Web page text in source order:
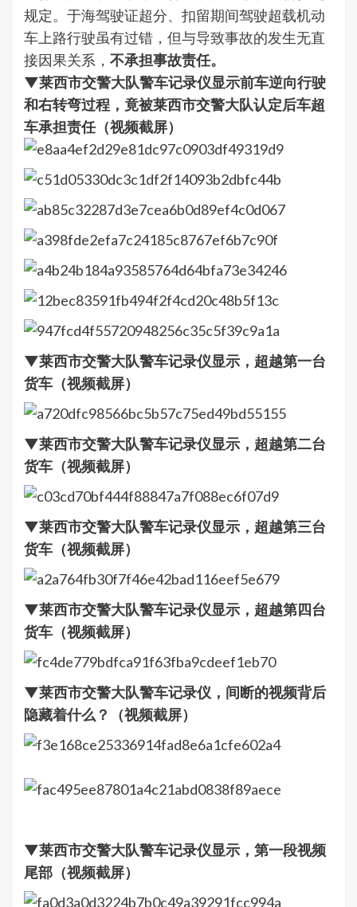
规定。于海驾驶证超分、扣留期间驾驶超载机动
车上路行驶虽有过错，但与导致事故的发生无直
接因果关系， 不承担事故责任。
▼莱西市交警大队警车记录仪显示前车逆向行驶
和右转弯过程，竟被莱西市交警大队认定后车超
车承担责任（视频截屏）
▼莱西市交警大队警车记录仪显示，超越第一台
货车（视频截屏）
▼莱西市交警大队警车记录仪显示，超越第二台
货车（视频截屏）
▼莱西市交警大队警车记录仪显示，超越第三台
货车（视频截屏）
▼莱西市交警大队警车记录仪显示，超越第四台
货车（视频截屏）
▼莱西市交警大队警车记录仪，间断的视频背后
隐藏着什么？（视频截屏）
▼莱西市交警大队警车记录仪显示，第一段视频
尾部（视频截屏）